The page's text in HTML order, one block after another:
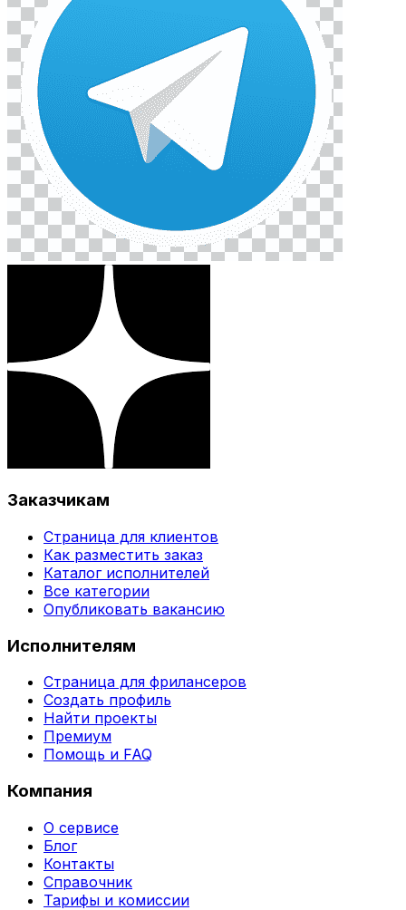
Заказчикам
Страница для клиентов
Как разместить заказ
Каталог исполнителей
Все категории
Опубликовать вакансию
Исполнителям
Страница для фрилансеров
Создать профиль
Найти проекты
Премиум
Помощь и FAQ
Компания
О сервисе
Блог
Контакты
Справочник
Тарифы и комиссии